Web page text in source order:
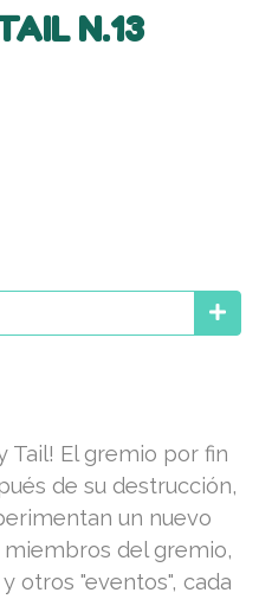
N.13
Tail! El gremio por fin
de su destrucción,
un nuevo
miembros del gremio,
otros "eventos", cada